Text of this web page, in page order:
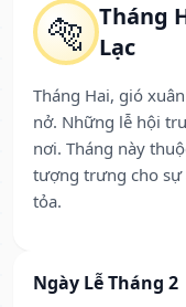
🐅 Tháng
Lạc
Tháng Hai, gió
nở. Những lễ hội
nơi. Tháng này
tượng trưng cho sự
tỏa.
Ngày Lễ Tháng 2